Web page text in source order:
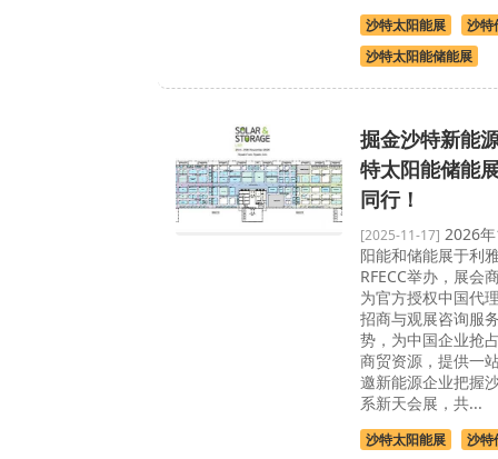
沙特太阳能展
沙特
沙特太阳能储能展
掘金沙特新能
特太阳能储能
同行！
[2025-11-17] 2026
阳能和储能展于利
RFECC举办，展会
为官方授权中国代
招商与观展咨询服
势，为中国企业抢
商贸资源，提供一
邀新能源企业把握
系新天会展，共...
沙特太阳能展
沙特